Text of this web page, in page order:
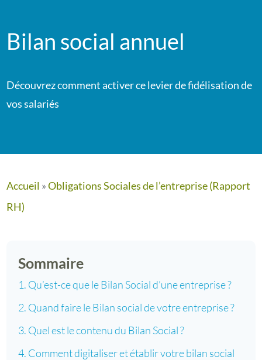
Bilan social annuel
Découvrez comment activer ce levier de fidélisation de
vos salariés
Accueil »Obligations Sociales de l’entreprise (Rapport
RH)
Sommaire
Qu’est-ce que le Bilan Social d’une entreprise ?
Quand faire le Bilan social de votre entreprise ?
Quel est le contenu du Bilan Social ?
Comment digitaliser et établir votre bilan social